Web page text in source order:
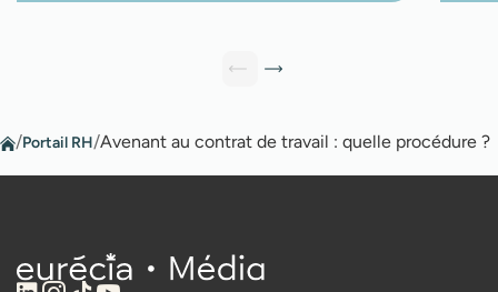
/Portail RH/Avenant au contrat de travail : quelle procédure ?